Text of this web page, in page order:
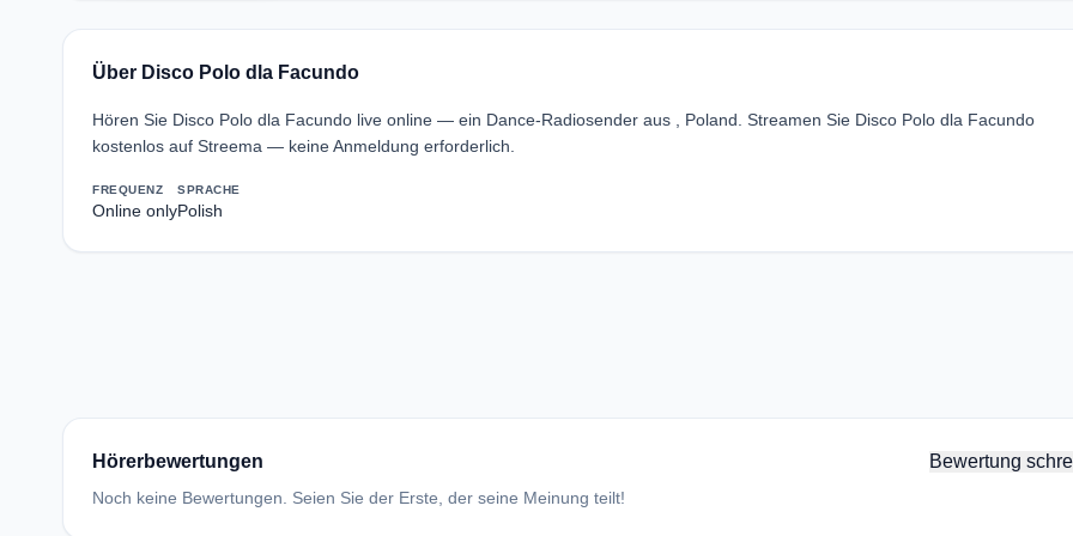
Über Disco Polo dla Facundo
Hören Sie Disco Polo dla Facundo live online — ein Dance-Radiosender aus , Poland. Streamen Sie Disco Polo dla Facundo
kostenlos auf Streema — keine Anmeldung erforderlich.
FREQUENZ
Online only
SPRACHE
Polish
Hörerbewertungen Bewertung
Noch keine Bewertungen. Seien Sie der Erste, der seine Meinung teilt!